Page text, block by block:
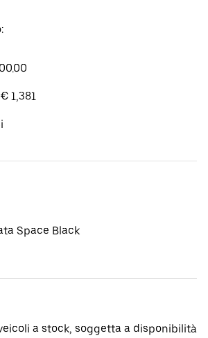
1,381
Space Black
a stock, soggetta a disponibilità